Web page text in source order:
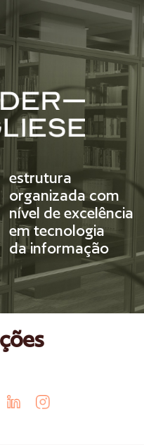
estrutura
organizada com
nível de excelência
em tecnologia
da informação